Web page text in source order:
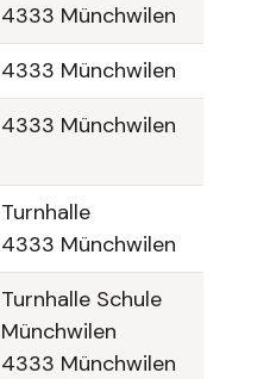
4333 Münchwilen
4333 Münchwilen
4333 Münchwilen
Turnhalle
4333 Münchwilen
Turnhalle Schule
Münchwilen
4333 Münchwilen